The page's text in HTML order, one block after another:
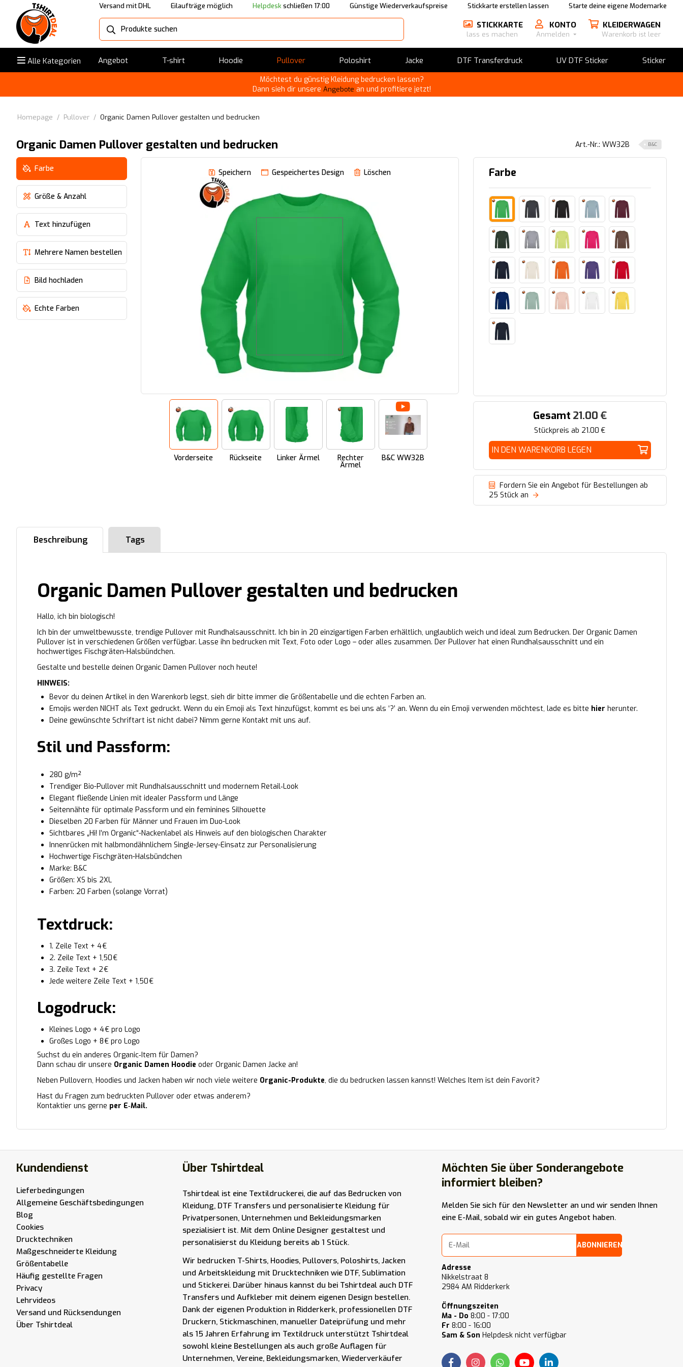
Versand mit DHL Eilaufträge möglich Helpdeskschließen 17:00 Günstige Wiederverkaufspreise Stickkarte erstellen lassen Starte deine eigene Modemarke
STICKKARTE
lass es machen
KONTO
Anmelden
KLEIDERWAGEN
Warenkorb ist leer
Alle Kategorien Angebot T-shirt Hoodie Pullover Poloshirt Jacke ​DTF Transferdruck UV DTF Sticker Sticker
Möchtest du günstig Kleidung bedrucken lassen?
Dann sieh dir unsere Angebote an und profitiere jetzt!
Homepage / Pullover / Organic Damen Pullover gestalten und bedrucken
Organic Damen Pullover gestalten und bedrucken B&C
Art.-Nr.: WW32B
Farbe
Größe & Anzahl
Text hinzufügen
Mehrere Namen bestellen
Bild hochladen
Echte Farben
Speichern Gespeichertes Design Löschen
Vorderseite Rückseite Linker Ärmel Rechter
Ärmel
B&C WW32B
Farbe
Gesamt 21.00 €
Stückpreis ab 21.00 €
IN DEN WARENKORB LEGEN
Fordern Sie ein Angebot für Bestellungen ab
25 Stück an
Beschreibung Tags
Organic Damen Pullover gestalten und bedrucken
Hallo, ich bin biologisch!
Ich bin der umweltbewusste, trendige Pullover mit Rundhalsausschnitt. Ich bin in 20 einzigartigen Farben erhältlich, unglaublich weich und ideal zum Bedrucken. Der Organic Damen
Pullover ist in verschiedenen Größen verfügbar. Lasse ihn bedrucken mit Text, Foto oder Logo – oder alles zusammen. Der Pullover hat einen Rundhalsausschnitt und ein
hochwertiges Fischgräten-Halsbündchen.
Gestalte und bestelle deinen Organic Damen Pullover noch heute!
HINWEIS:
Bevor du deinen Artikel in den Warenkorb legst, sieh dir bitte immer die Größentabelle und die echten Farben an.
Emojis werden NICHT als Text gedruckt. Wenn du ein Emoji als Text hinzufügst, kommt es bei uns als ‘?’ an. Wenn du ein Emoji verwenden möchtest, lade es bitte hier herunter.
Deine gewünschte Schriftart ist nicht dabei? Nimm gerne Kontakt mit uns auf.
Stil und Passform:
280 g/m²
Trendiger Bio-Pullover mit Rundhalsausschnitt und modernem Retail‑Look
Elegant fließende Linien mit idealer Passform und Länge
Seitennähte für optimale Passform und ein feminines Silhouette
Dieselben 20 Farben für Männer und Frauen im Duo-Look
Sichtbares „Hi! I’m Organic“-Nackenlabel als Hinweis auf den biologischen Charakter
Innenrücken mit halbmondähnlichem Single-Jersey-Einsatz zur Personalisierung
Hochwertige Fischgräten-Halsbündchen
Marke: B&C
Größen: XS bis 2XL
Farben: 20 Farben (solange Vorrat)
Textdruck:
1. Zeile Text + 4 €
2. Zeile Text + 1,50 €
3. Zeile Text + 2 €
Jede weitere Zeile Text + 1,50 €
Logodruck:
Kleines Logo + 4 € pro Logo
Großes Logo + 8 € pro Logo
Suchst du ein anderes Organic‑Item für Damen?
Dann schau dir unsere Organic Damen Hoodie oder Organic Damen Jacke an!
Neben Pullovern, Hoodies und Jacken haben wir noch viele weitere Organic-Produkte, die du bedrucken lassen kannst! Welches Item ist dein Favorit?
Hast du Fragen zum bedruckten Pullover oder etwas anderem?
Kontaktier uns gerne per E‑Mail.
Kundendienst
Lieferbedingungen
Allgemeine Geschäftsbedingungen
Blog
Cookies
Drucktechniken
Maßgeschneiderte Kleidung
Größentabelle
Häufig gestellte Fragen
Privacy
Lehrvideos
Versand und Rücksendungen
Über Tshirtdeal
Über Tshirtdeal
Tshirtdeal ist eine Textildruckerei, die auf das Bedrucken von
Kleidung, DTF Transfers und personalisierte Kleidung für
Privatpersonen, Unternehmen und Bekleidungsmarken
spezialisiert ist. Mit dem Online Designer gestaltest und
personalisierst du Kleidung bereits ab 1 Stück.
Wir bedrucken T-Shirts, Hoodies, Pullovers, Poloshirts, Jacken
und Arbeitskleidung mit Drucktechniken wie DTF, Sublimation
und Stickerei. Darüber hinaus kannst du bei Tshirtdeal auch DTF
Transfers und Aufkleber mit deinem eigenen Design bestellen.
Dank der eigenen Produktion in Ridderkerk, professionellen DTF
Druckern, Stickmaschinen, manueller Dateiprüfung und mehr
als 15 Jahren Erfahrung im Textildruck unterstützt Tshirtdeal
sowohl kleine Bestellungen als auch große Auflagen für
Unternehmen, Vereine, Bekleidungsmarken, Wiederverkäufer
Möchten Sie über Sonderangebote
informiert bleiben?
Melden Sie sich für den Newsletter an und wir senden Ihnen
eine E-Mail, sobald wir ein gutes Angebot haben.
ABONNIEREN
Adresse
Nikkelstraat 8
2984 AM Ridderkerk
Öffnungszeiten
Ma - Do 8:00 - 17:00
Fr 8:00 - 16:00
Sam & Son Helpdesk nicht verfügbar